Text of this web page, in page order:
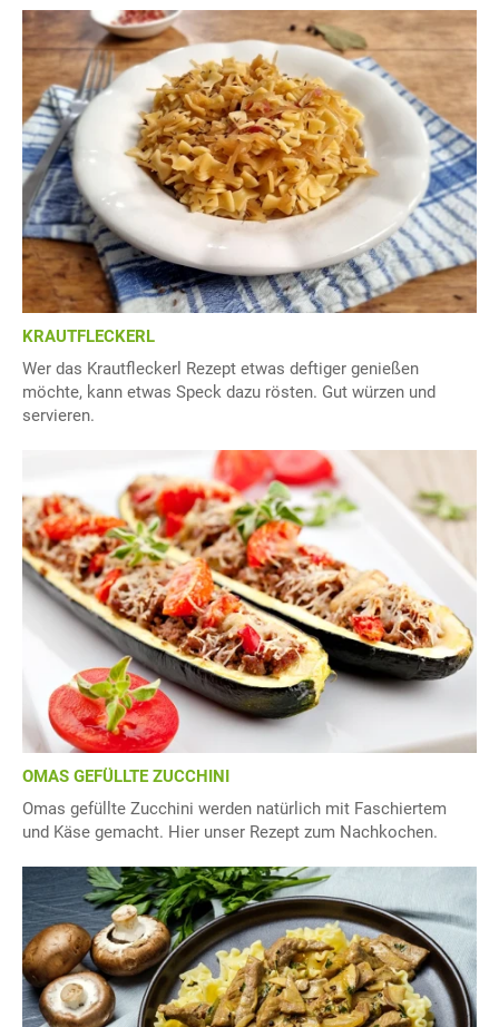
KRAUTFLECKERL
Wer das Krautfleckerl Rezept etwas deftiger genießen
möchte, kann etwas Speck dazu rösten. Gut würzen und
servieren.
OMAS GEFÜLLTE ZUCCHINI
Omas gefüllte Zucchini werden natürlich mit Faschiertem
und Käse gemacht. Hier unser Rezept zum Nachkochen.